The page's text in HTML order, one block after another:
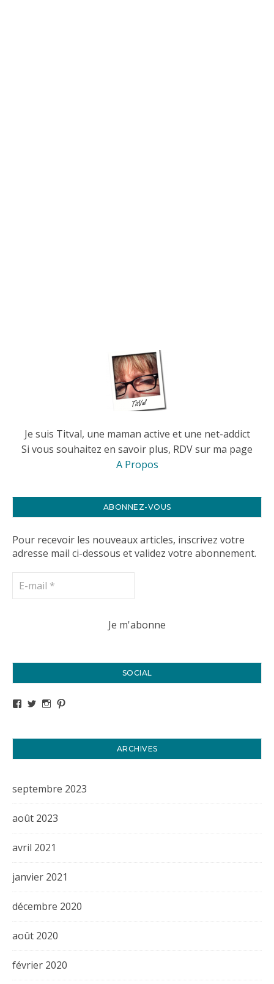
Je suis Titval, une maman active et une net-addict
Si vous souhaitez en savoir plus, RDV sur ma page
A Propos
ABONNEZ-VOUS
Pour recevoir les nouveaux articles, inscrivez votre
adresse mail ci-dessous et validez votre abonnement.
SOCIAL
Voir le profil de titval35 sur Facebook
Voir le profil de titval35 sur Twitter
Voir le profil de titval35 sur Instagram
ARCHIVES
septembre 2023
août 2023
avril 2021
janvier 2021
décembre 2020
août 2020
février 2020